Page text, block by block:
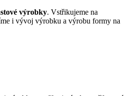
výrobky. Vstřikujeme na
i vývoj výrobku a výrobu formy na